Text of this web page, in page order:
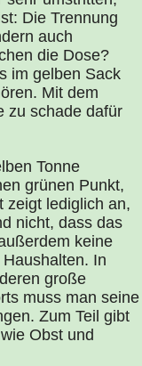
Die Trennung
auch
die Dose?
im gelben Sack
Mit dem
zu schade dafür
Tonne
grünen Punkt,
zeigt lediglich an,
nicht, dass das
keine
In
große
muss man seine
Zum Teil gibt
Obst und